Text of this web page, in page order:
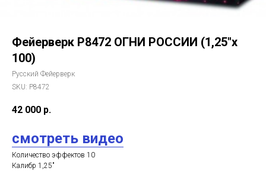
Фейерверк Р8472 ОГНИ РОССИИ (1,25"х
100)
Русский Фейерверк
SKU: Р8472
42 000 р.
смотреть видео
Количество эффектов 10
Калибр 1,25"